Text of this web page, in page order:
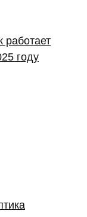
работает
году